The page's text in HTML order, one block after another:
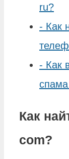
ru?
- Как
- Как
Как
com?